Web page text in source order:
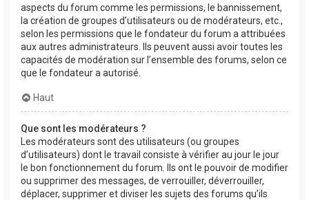
aspects du forum comme les permissions, le bannissement,
la création de groupes d’utilisateurs ou de modérateurs, etc.,
selon les permissions que le fondateur du forum a attribuées
aux autres administrateurs. Ils peuvent aussi avoir toutes les
capacités de modération sur l’ensemble des forums, selon ce
que le fondateur a autorisé.
Haut
Que sont les modérateurs ?
Les modérateurs sont des utilisateurs (ou groupes
d’utilisateurs) dont le travail consiste à vérifier au jour le jour
le bon fonctionnement du forum. Ils ont le pouvoir de modifier
ou supprimer des messages, de verrouiller, déverrouiller,
déplacer, supprimer et diviser les sujets des forums qu’ils